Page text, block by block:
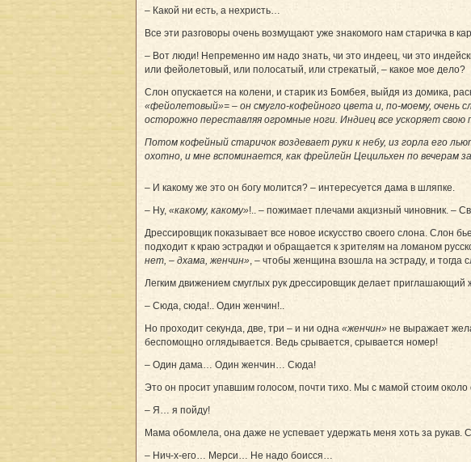
– Какой ни есть, а нехристь…
Все эти разговоры очень возмущают уже знакомого нам старичка в
– Вот люди! Непременно им надо знать, чи это индеец, чи это
или фейолетовый, или полосатый, или стрекатый, – какое мое дело?
Слон опускается на колени, и старик из Бомбея, выйдя из домика,
«фейолетовый»= – он смугло-кофейного цвета и, по-моему, очень
осторожно переставляя огромные ноги. Индиец все ускоряет свою
Потом кофейный старичок воздевает руки к небу, из горла его
охотно, и мне вспоминается, как фрейлейн Цецильхен по вечерам
– И какому же это он богу молится? – интересуется дама в шляпке.
– Ну, «какому, какому»!.. – пожимает плечами акцизный чиновник. –
Дрессировщик показывает все новое искусство своего слона. Слон
подходит к краю эстрадки и обращается к зрителям на ломаном
нет, – дхама, женчин» , – чтобы женщина взошла на эстраду, и тогда
Легким движением смуглых рук дрессировщик делает приглашающий
– Сюда, сюда!.. Один женчин!..
Но проходит секунда, две, три – и ни одна «женчин» не выражает
беспомощно оглядывается. Ведь срывается, срывается номер!
– Один дама… Один женчин… Сюда!
Это он просит упавшим голосом, почти тихо. Мы с мамой стоим
– Я… я пойду!
Мама обомлела, она даже не успевает удержать меня хоть за
– Нич-х-его… Мерси… Не надо боисся…